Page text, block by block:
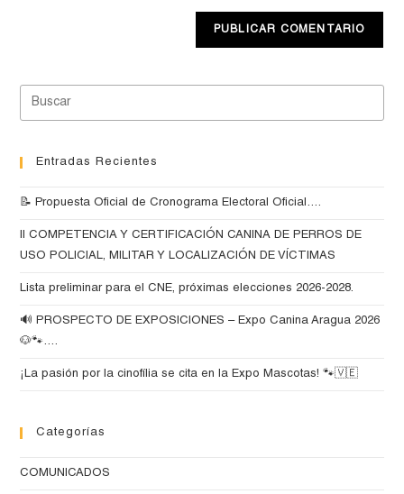
Entradas Recientes
📝 Propuesta Oficial de Cronograma Electoral Oficial….
II COMPETENCIA Y CERTIFICACIÓN CANINA DE PERROS DE
USO POLICIAL, MILITAR Y LOCALIZACIÓN DE VÍCTIMAS
Lista preliminar para el CNE, próximas elecciones 2026-2028.
🔊 PROSPECTO DE EXPOSICIONES – Expo Canina Aragua 2026
🐶🐾….
¡La pasión por la cinofília se cita en la Expo Mascotas! 🐾🇻🇪
Categorías
COMUNICADOS